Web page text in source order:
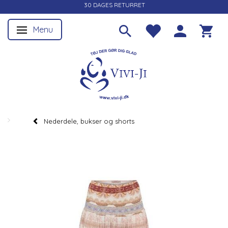
30 DAGES RETURRET
Skifte navigation
Menu
Nederdele, bukser og shorts